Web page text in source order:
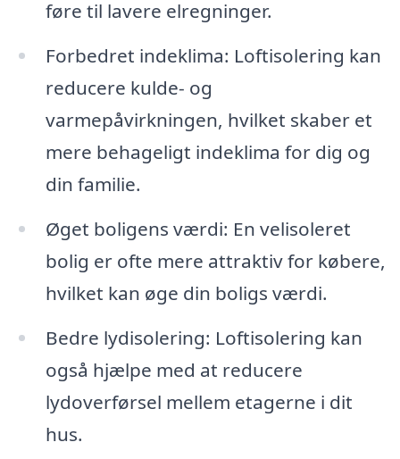
føre til lavere elregninger.
Forbedret indeklima: Loftisolering kan
reducere kulde- og
varmepåvirkningen, hvilket skaber et
mere behageligt indeklima for dig og
din familie.
Øget boligens værdi: En velisoleret
bolig er ofte mere attraktiv for købere,
hvilket kan øge din boligs værdi.
Bedre lydisolering: Loftisolering kan
også hjælpe med at reducere
lydoverførsel mellem etagerne i dit
hus.